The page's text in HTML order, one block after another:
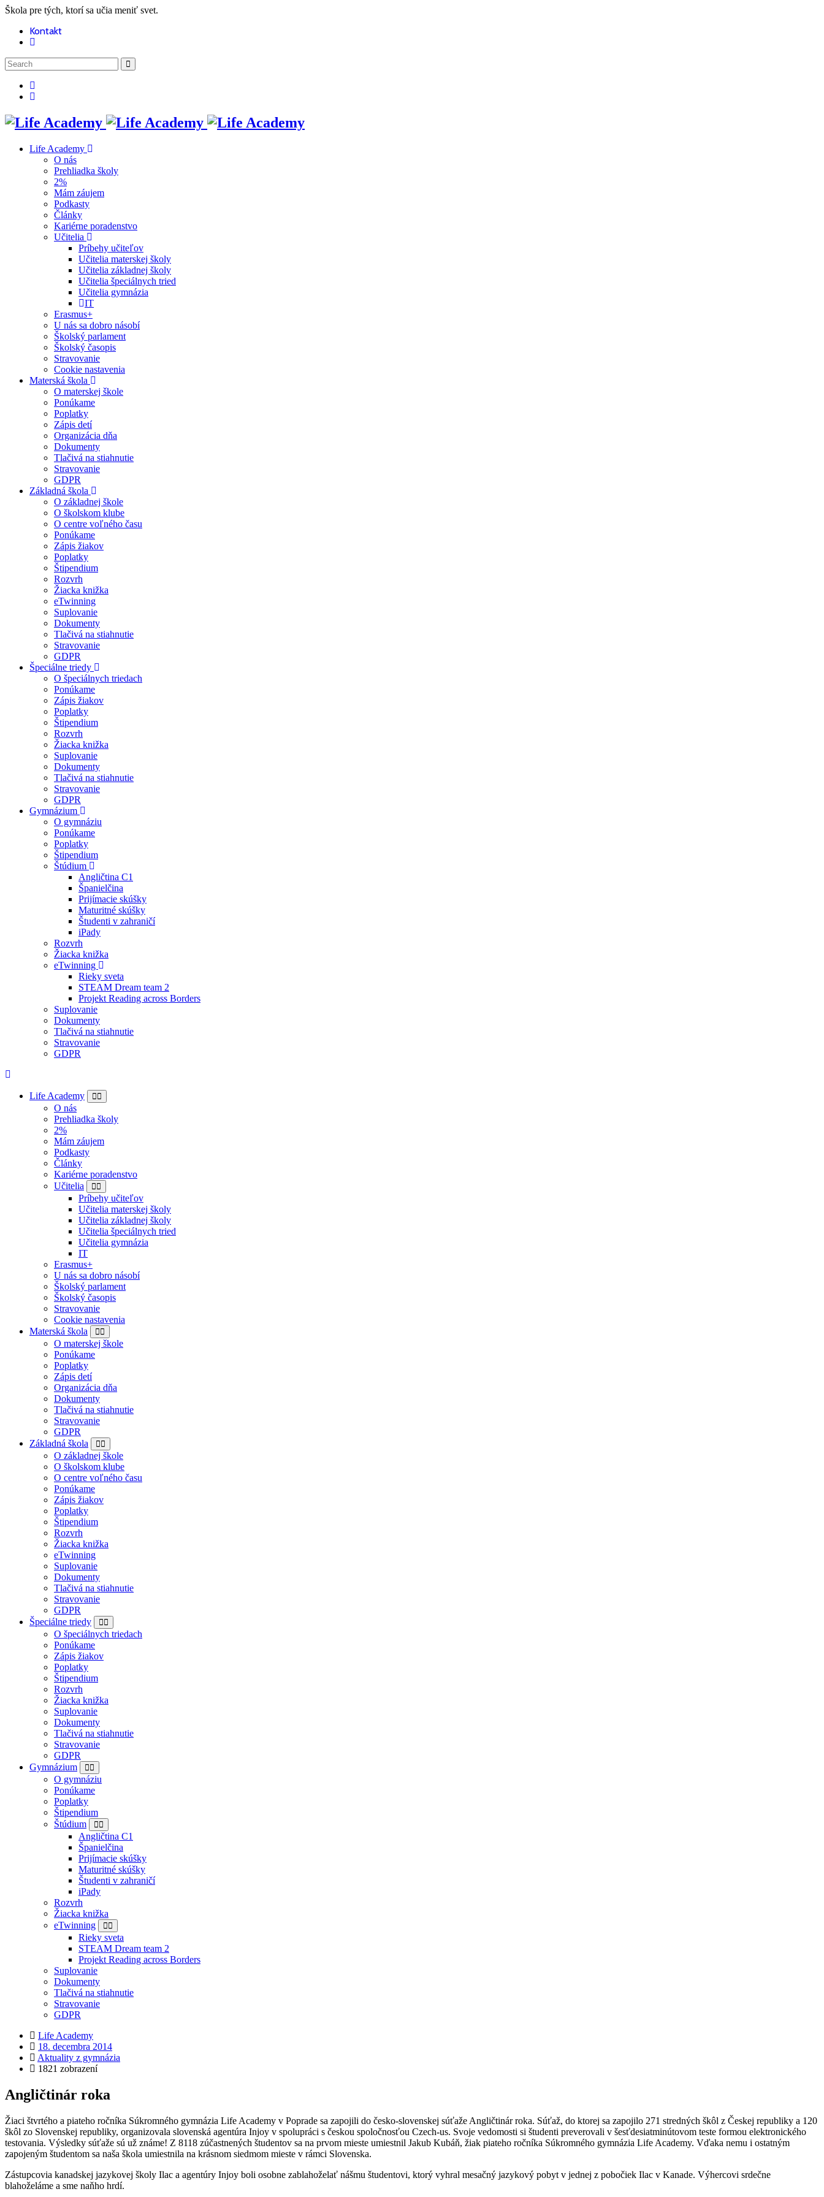
Škola pre tých, ktorí sa učia meniť svet.
Kontakt
Life Academy
O nás
Prehliadka školy
2%
Mám záujem
Podkasty
Články
Kariérne poradenstvo
Učitelia
Príbehy učiteľov
Učitelia materskej školy
Učitelia základnej školy
Učitelia špeciálnych tried
Učitelia gymnázia
IT
Erasmus+
U nás sa dobro násobí
Školský parlament
Školský časopis
Stravovanie
Cookie nastavenia
Materská škola
O materskej škole
Ponúkame
Poplatky
Zápis detí
Organizácia dňa
Dokumenty
Tlačivá na stiahnutie
Stravovanie
GDPR
Základná škola
O základnej škole
O školskom klube
O centre voľného času
Ponúkame
Zápis žiakov
Poplatky
Štipendium
Rozvrh
Žiacka knižka
eTwinning
Suplovanie
Dokumenty
Tlačivá na stiahnutie
Stravovanie
GDPR
Špeciálne triedy
O špeciálnych triedach
Ponúkame
Zápis žiakov
Poplatky
Štipendium
Rozvrh
Žiacka knižka
Suplovanie
Dokumenty
Tlačivá na stiahnutie
Stravovanie
GDPR
Gymnázium
O gymnáziu
Ponúkame
Poplatky
Štipendium
Štúdium
Angličtina C1
Španielčina
Prijímacie skúšky
Maturitné skúšky
Študenti v zahraničí
iPady
Rozvrh
Žiacka knižka
eTwinning
Rieky sveta
STEAM Dream team 2
Projekt Reading across Borders
Suplovanie
Dokumenty
Tlačivá na stiahnutie
Stravovanie
GDPR
Life Academy
O nás
Prehliadka školy
2%
Mám záujem
Podkasty
Články
Kariérne poradenstvo
Učitelia
Príbehy učiteľov
Učitelia materskej školy
Učitelia základnej školy
Učitelia špeciálnych tried
Učitelia gymnázia
IT
Erasmus+
U nás sa dobro násobí
Školský parlament
Školský časopis
Stravovanie
Cookie nastavenia
Materská škola
O materskej škole
Ponúkame
Poplatky
Zápis detí
Organizácia dňa
Dokumenty
Tlačivá na stiahnutie
Stravovanie
GDPR
Základná škola
O základnej škole
O školskom klube
O centre voľného času
Ponúkame
Zápis žiakov
Poplatky
Štipendium
Rozvrh
Žiacka knižka
eTwinning
Suplovanie
Dokumenty
Tlačivá na stiahnutie
Stravovanie
GDPR
Špeciálne triedy
O špeciálnych triedach
Ponúkame
Zápis žiakov
Poplatky
Štipendium
Rozvrh
Žiacka knižka
Suplovanie
Dokumenty
Tlačivá na stiahnutie
Stravovanie
GDPR
Gymnázium
O gymnáziu
Ponúkame
Poplatky
Štipendium
Štúdium
Angličtina C1
Španielčina
Prijímacie skúšky
Maturitné skúšky
Študenti v zahraničí
iPady
Rozvrh
Žiacka knižka
eTwinning
Rieky sveta
STEAM Dream team 2
Projekt Reading across Borders
Suplovanie
Dokumenty
Tlačivá na stiahnutie
Stravovanie
GDPR
Life Academy
18. decembra 2014
Aktuality z gymnázia
1821 zobrazení
Angličtinár roka
Žiaci štvrtého a piateho ročníka Súkromného gymnázia Life Academy v Poprade sa zapojili do česko-slovenskej súťaže Angličtinár roka. Súťaž, do ktorej sa zapojilo 271 stredných škôl z Českej republiky a 120
škôl zo Slovenskej republiky, organizovala slovenská agentúra Injoy v spolupráci s českou spoločnosťou Czech-us. Svoje vedomosti si študenti preverovali v šesťdesiatminútovom teste formou elektronického
testovania. Výsledky súťaže sú už známe! Z 8118 zúčastnených študentov sa na prvom mieste umiestnil Jakub Kubáň, žiak piateho ročníka Súkromného gymnázia Life Academy. Vďaka nemu i ostatným
zapojeným študentom sa naša škola umiestnila na krásnom siedmom mieste v rámci Slovenska.
Zástupcovia kanadskej jazykovej školy Ilac a agentúry Injoy boli osobne zablahoželať nášmu študentovi, ktorý vyhral mesačný jazykový pobyt v jednej z pobočiek Ilac v Kanade. Výhercovi srdečne
blahoželáme a sme naňho hrdí.